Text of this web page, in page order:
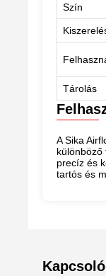
Szín
Tárolás
A Sika
különböző
precíz és
tartós és